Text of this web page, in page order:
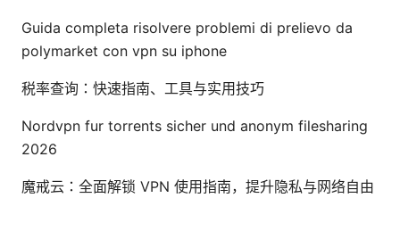
Guida completa risolvere problemi di prelievo da
polymarket con vpn su iphone
税率查询：快速指南、工具与实用技巧
Nordvpn fur torrents sicher und anonym filesharing
2026
魔戒云：全面解锁 VPN 使用指南，提升隐私与网络自由